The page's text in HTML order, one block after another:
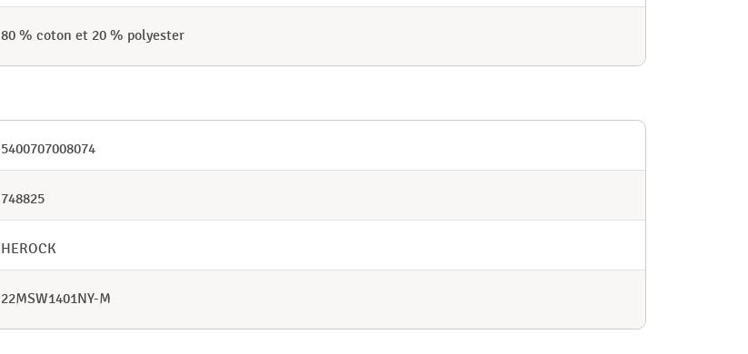
80 % coton et 20 % polyester
5400707008074
748825
HEROCK
22MSW1401NY-M